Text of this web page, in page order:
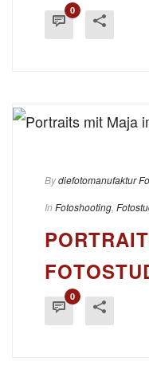
0
Bydiefotomanufaktur
In Fotoshooting
0